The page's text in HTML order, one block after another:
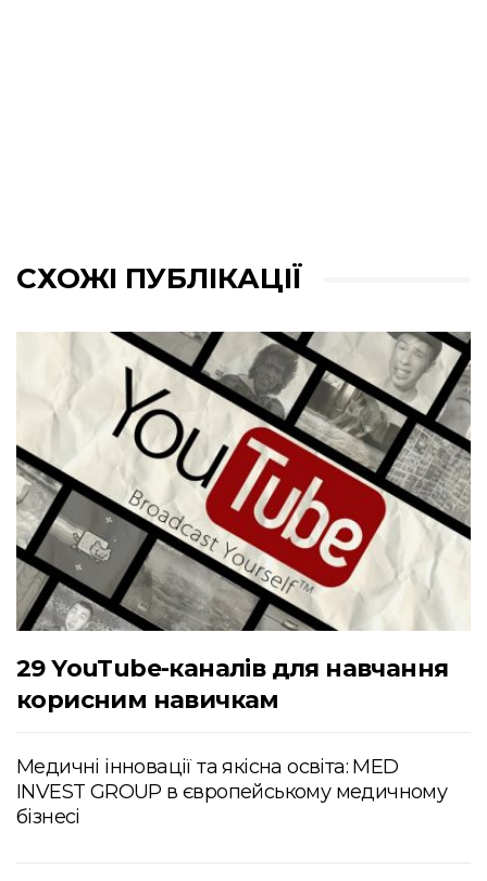
СХОЖІ ПУБЛІКАЦІЇ
29 YouTube-каналів для навчання
корисним навичкам
Медичні інновації та якісна освіта: MED
INVEST GROUP в європейському медичному
бізнесі